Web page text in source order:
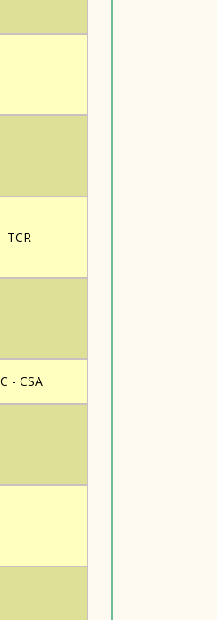
TCR
- CSA